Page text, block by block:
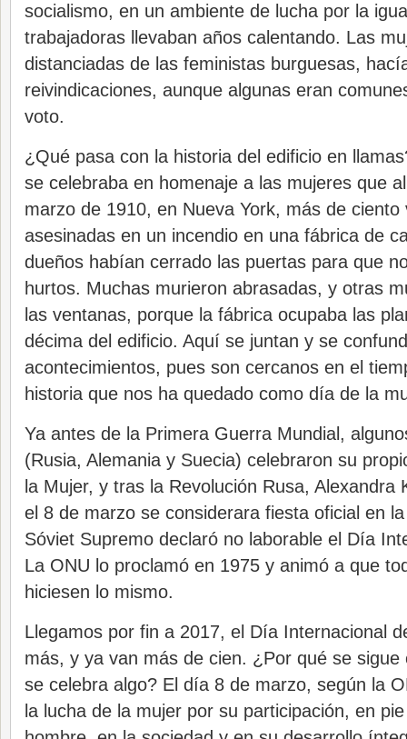
socialismo, en un ambiente de lucha por la
trabajadoras llevaban años calentando. Las
distanciadas de las feministas burguesas,
reivindicaciones, aunque algunas eran
voto.
¿Qué pasa con la historia del edificio en
se celebraba en homenaje a las mujeres que
marzo de 1910, en Nueva York, más de
asesinadas en un incendio en una fábrica de
dueños habían cerrado las puertas para que
hurtos. Muchas murieron abrasadas, y otras
las ventanas, porque la fábrica ocupaba las
décima del edificio. Aquí se juntan y se
acontecimientos, pues son cercanos en el
historia que nos ha quedado como día de la
Ya antes de la Primera Guerra Mundial,
(Rusia, Alemania y Suecia) celebraron su
la Mujer, y tras la Revolución Rusa, Alexandra
el 8 de marzo se considerara fiesta oficial en
Sóviet Supremo declaró no laborable el Día
La ONU lo proclamó en 1975 y animó a que
hiciesen lo mismo.
Llegamos por fin a 2017, el Día Internacional
más, y ya van más de cien. ¿Por qué se sigue
se celebra algo? El día 8 de marzo, según la
la lucha de la mujer por su participación, en